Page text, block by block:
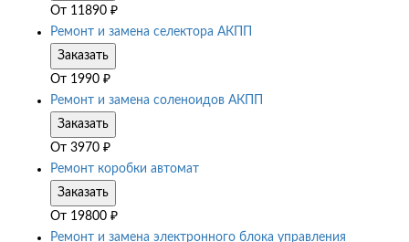
От 11890 ₽
Ремонт и замена селектора АКПП
Заказать
От 1990 ₽
Ремонт и замена соленоидов АКПП
Заказать
От 3970 ₽
Ремонт коробки автомат
Заказать
От 19800 ₽
Ремонт и замена электронного блока управления